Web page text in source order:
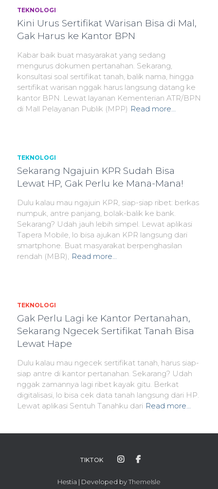
TEKNOLOGI
Kini Urus Sertifikat Warisan Bisa di Mal,
Gak Harus ke Kantor BPN
Kabar baik buat masyarakat yang sedang
mengurus dokumen pertanahan. Sekarang,
konsultasi soal sertifikat tanah, balik nama, hingga
sertifikat warisan nggak harus langsung datang ke
kantor BPN. Lewat layanan Kementerian ATR/BPN
di Mall Pelayanan Publik (MPP) Read more…
TEKNOLOGI
Sekarang Ngajuin KPR Sudah Bisa
Lewat HP, Gak Perlu ke Mana-Mana!
Dulu kalau mau ngajuin KPR, siap-siap ribet: berkas
numpuk, antre panjang, bolak-balik ke bank.
Sekarang? Udah jauh lebih simpel. Lewat aplikasi
Tapera Mobile, lo bisa ajukan KPR langsung dari
smartphone. Buat masyarakat berpenghasilan
rendah (MBR), Read more…
TEKNOLOGI
Gak Perlu Lagi ke Kantor Pertanahan,
Sekarang Ngecek Sertifikat Tanah Bisa
Lewat Hape
Dulu kalau mau ngecek sertifikat tanah, harus siap-
siap antre di kantor pertanahan. Sekarang? Udah
nggak zamannya lagi ribet kayak gitu. Berkat
digitalisasi, lo bisa cek data tanah langsung dari HP.
Lewat aplikasi Sentuh Tanahku dari Read more…
TIKTOK
Hestia | Developed byThemeIsle